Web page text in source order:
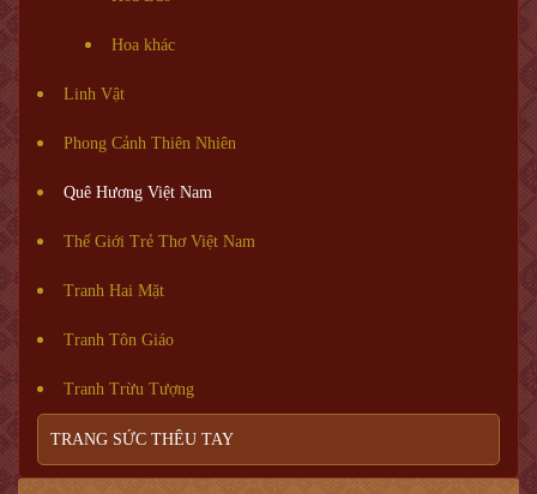
Hoa khác
Linh Vật
Phong Cảnh Thiên Nhiên
Quê Hương Việt Nam
Thế Giới Trẻ Thơ Việt Nam
Tranh Hai Mặt
Tranh Tôn Giáo
Tranh Trừu Tượng
TRANG SỨC THÊU TAY